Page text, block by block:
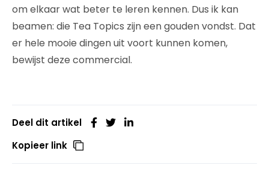
om elkaar wat beter te leren kennen. Dus ik kan
beamen: die Tea Topics zijn een gouden vondst. Dat
er hele mooie dingen uit voort kunnen komen,
bewijst deze commercial.
Deel dit artikel
Kopieer link